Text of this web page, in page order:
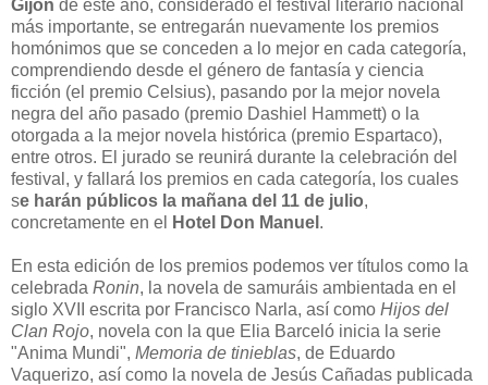
Gijón de este año, considerado el festival literario nacional
más importante, se entregarán nuevamente los premios
homónimos que se conceden a lo mejor en cada categoría,
comprendiendo desde el género de fantasía y ciencia
ficción (el premio Celsius), pasando por la mejor novela
negra del año pasado (premio Dashiel Hammett) o la
otorgada a la mejor novela histórica (premio Espartaco),
entre otros. El jurado se reunirá durante la celebración del
festival, y fallará los premios en cada categoría, los cuales
se harán públicos la mañana del 11 de julio,
concretamente en el
Hotel Don Manuel .
En esta edición de los premios podemos ver títulos como la
celebrada Ronin, la novela de samuráis ambientada en el
siglo XVII escrita por Francisco Narla, así como Hijos del
Clan Rojo, novela con la que Elia Barceló inicia la serie
"Anima Mundi", Memoria de tinieblas, de Eduardo
Vaquerizo, así como la novela de Jesús Cañadas publicada